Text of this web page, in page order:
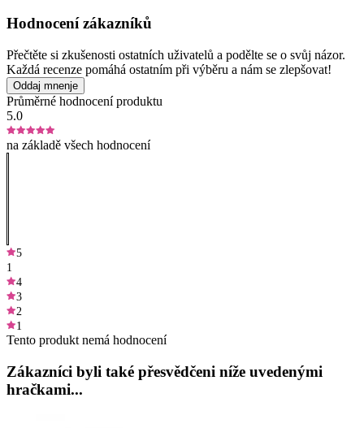
Hodnocení zákazníků
Přečtěte si zkušenosti ostatních uživatelů a podělte se o svůj názor.
Každá recenze pomáhá ostatním při výběru a nám se zlepšovat!
Oddaj mnenje
Průměrné hodnocení produktu
5.0
na základě všech hodnocení
5
1
4
3
2
1
Tento produkt nemá hodnocení
Zákazníci byli také přesvědčeni níže uvedenými
hračkami...